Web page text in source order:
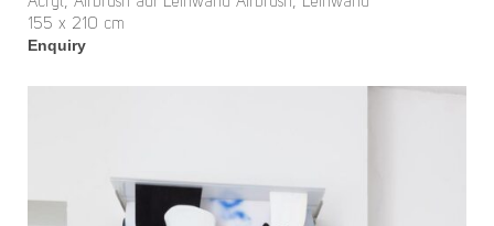
155 x 210 cm
Enquiry